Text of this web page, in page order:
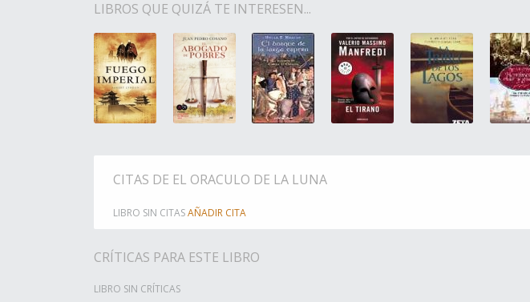
LIBROS QUE QUIZÁ TE INTERESEN...
CITAS DE EL ORACULO DE LA LUNA
LIBRO SIN CITASAÑADIR CITA
CRÍTICAS PARA ESTE LIBRO
LIBRO SIN CRÍTICAS